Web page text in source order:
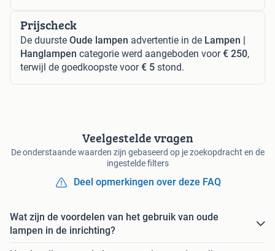
Prijscheck
De duurste Oude lampen advertentie in de Lampen |
Hanglampen categorie werd aangeboden voor€ 250,
terwijl de goedkoopste voor€ 5 stond.
Veelgestelde vragen
De onderstaande waarden zijn gebaseerd op je zoekopdracht en de
ingestelde filters
Deel opmerkingen over deze FAQ
Wat zijn de voordelen van het gebruik van oude
lampen in de inrichting?